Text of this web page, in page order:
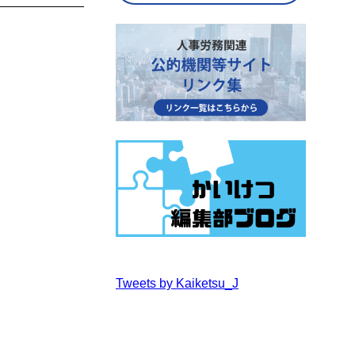
Tweets by Kaiketsu_J